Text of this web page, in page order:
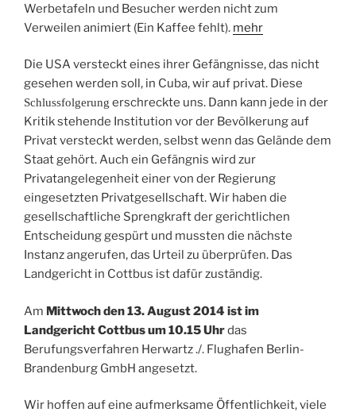
Werbetafeln und Besucher werden nicht zum
Verweilen animiert (Ein Kaffee fehlt). mehr
Die USA versteckt eines ihrer Gefängnisse, das nicht
gesehen werden soll, in Cuba, wir auf privat. Diese
Schlussfolgerung erschreckte uns. Dann kann jede in der
Kritik stehende Institution vor der Bevölkerung auf
Privat versteckt werden, selbst wenn das Gelände dem
Staat gehört. Auch ein Gefängnis wird zur
Privatangelegenheit einer von der Regierung
eingesetzten Privatgesellschaft. Wir haben die
gesellschaftliche Sprengkraft der gerichtlichen
Entscheidung gespürt und mussten die nächste
Instanz angerufen, das Urteil zu überprüfen. Das
Landgericht in Cottbus ist dafür zuständig.
Am Mittwoch den 13. August 2014 ist im
Landgericht Cottbus um 10.15 Uhrdas
Berufungsverfahren Herwartz ./. Flughafen Berlin-
Brandenburg GmbH angesetzt.
Wir hoffen auf eine aufmerksame Öffentlichkeit, viele